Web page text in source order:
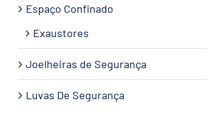
Espaço Confinado
Exaustores
Joelheiras de Segurança
Luvas De Segurança